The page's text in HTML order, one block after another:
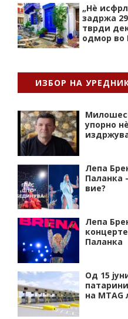
„Нѐ
задржа
тврди
одмор во
ИЗБОР НА
упорно
Лепа
Паланка
вие?
Лепа
Паланка
Од 15
на MTAG